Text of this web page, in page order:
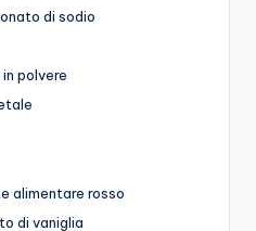
di sodio
polvere
alimentare rosso
di vaniglia